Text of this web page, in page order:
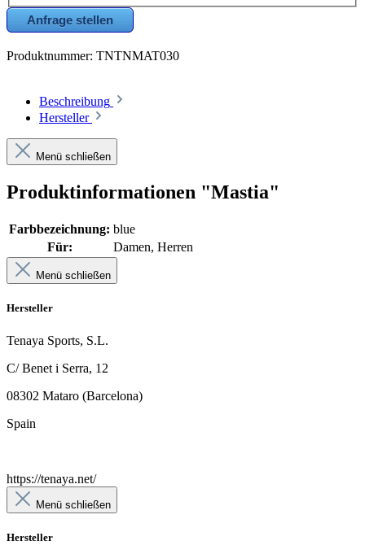
Anfrage stellen
Produktnummer: TNTNMAT030
Beschreibung
Hersteller
Menü schließen
Produktinformationen "Mastia"
Farbbezeichnung: blue
Für:
Damen, Herren
Menü schließen
Hersteller
Tenaya Sports, S.L.
C/ Benet i Serra, 12
08302 Mataro (Barcelona)
Spain
https://tenaya.net/
Menü schließen
Hersteller